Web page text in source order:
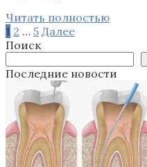
Читать полностью
Пагинация
записей
1 2 … 5 Далее
Поиск
Последние новости